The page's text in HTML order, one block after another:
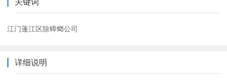
江门蓬江区除蟑螂公司
详细说明